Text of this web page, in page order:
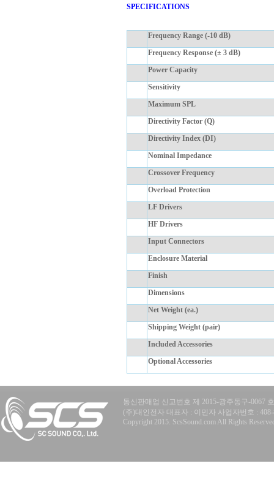
SPECIFICATIONS
Frequency Range (-10 dB)
Frequency Response (± 3 dB)
Power Capacity
Sensitivity
Maximum SPL
Directivity Factor (Q)
Directivity Index (DI)
Nominal Impedance
Crossover Frequency
Overload Protection
LF Drivers
HF Drivers
Input Connectors
Enclosure Material
Finish
Dimensions
Net Weight (ea.)
Shipping Weight (pair)
Included Accessories
Optional Accessories
통신판매업 신고번호 제 2015-광주동구-0067
(주)대인전자 대표자 : 이민자 사업자번호 :
Copyright 2015. ScsSound.com All Rights